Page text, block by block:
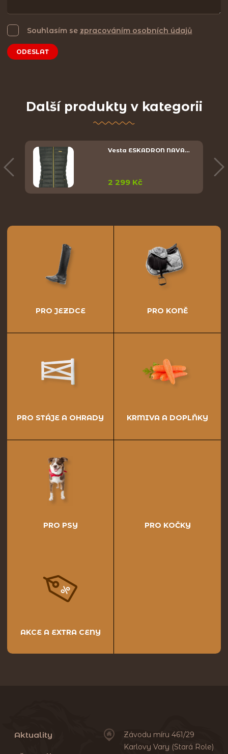
Souhlasím se zpracováním osobních údajů
ODESLAT
Další produkty v kategorii
Vesta ESKADRON NAVA…
2 299 Kč
PRO JEZDCE PRO KONĚ
PRO STÁJE A OHRADY KRMIVA A DOPLŇKY
PRO PSY PRO KOČKY
AKCE A EXTRA CENY
Aktuality
Závodu míru 461/29
Karlovy Vary (Stará Role)